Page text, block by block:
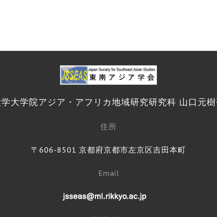
大学院アジア・アフリカ地域研究研究科 山口元
住所
〒606-8501 京都府京都市左京区吉田本町
Email